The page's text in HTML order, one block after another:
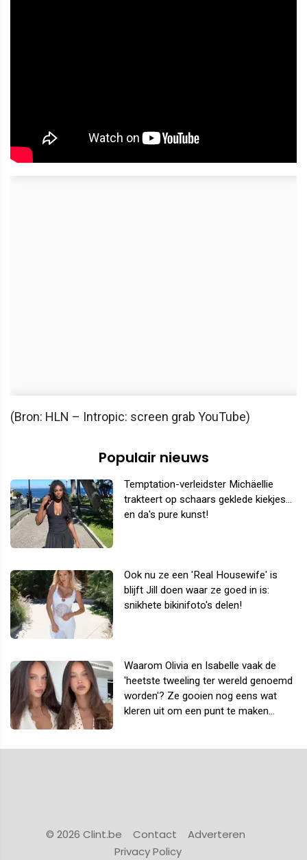
(Bron: HLN – Intropic: screen grab YouTube)
Populair nieuws
Temptation-verleidster Michäellie
trakteert op schaars geklede kiekjes...
en da's pure kunst!
Ook nu ze een 'Real Housewife' is
blijft Jill doen waar ze goed in is:
snikhete bikinifoto's delen!
Waarom Olivia en Isabelle vaak de
'heetste tweeling ter wereld genoemd
worden'? Ze gooien nog eens wat
kleren uit om een punt te maken...
© 2026 Clint.be Contact
Adverteren
Privacy Policy